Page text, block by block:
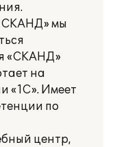
мы
«СКАНД»
на
«1С». Имеет
по
центр,